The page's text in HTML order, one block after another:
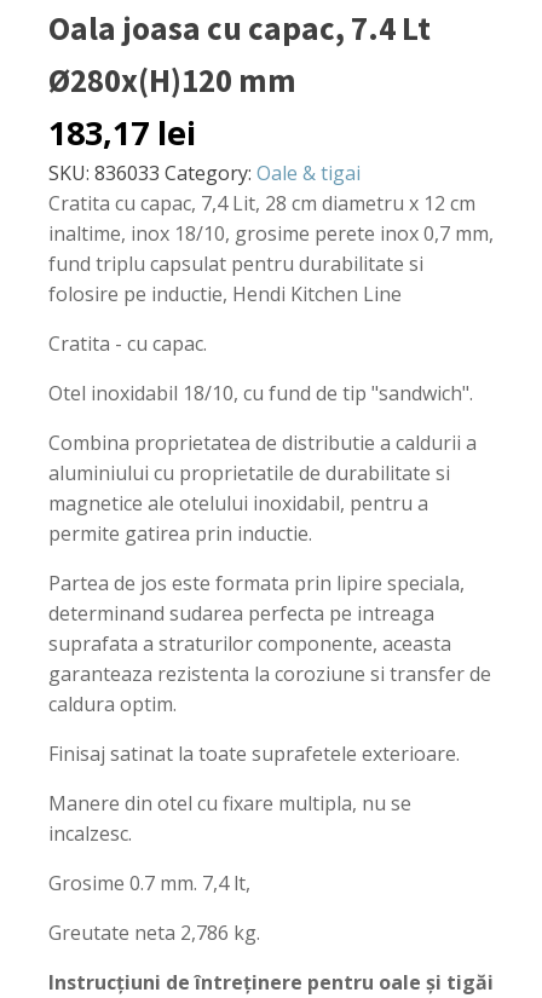
Oala joasa cu capac, 7.4 Lt
Ø280x(H)120 mm
183,17 lei
SKU: 836033 Category: Oale & tigai
Cratita cu capac, 7,4 Lit, 28 cm diametru x 12 cm
inaltime, inox 18/10, grosime perete inox 0,7 mm,
fund triplu capsulat pentru durabilitate si
folosire pe inductie, Hendi Kitchen Line
Cratita - cu capac.
Otel inoxidabil 18/10, cu fund de tip "sandwich".
Combina proprietatea de distributie a caldurii a
aluminiului cu proprietatile de durabilitate si
magnetice ale otelului inoxidabil, pentru a
permite gatirea prin inductie.
Partea de jos este formata prin lipire speciala,
determinand sudarea perfecta pe intreaga
suprafata a straturilor componente, aceasta
garanteaza rezistenta la coroziune si transfer de
caldura optim.
Finisaj satinat la toate suprafetele exterioare.
Manere din otel cu fixare multipla, nu se
incalzesc.
Grosime 0.7 mm. 7,4 lt,
Greutate neta 2,786 kg.
Instrucțiuni de întreținere pentru oale și tigăi